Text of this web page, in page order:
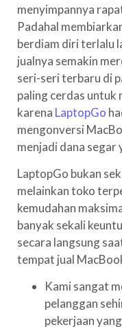
menyimpannya
Padahal
berdiam diri terlalu
jualnya semakin
seri-seri terbaru di
paling cerdas untuk
karena LaptopGo
mengonversi
menjadi dana segar
LaptopGo bukan
melainkan toko
kemudahan
banyak sekali
secara langsung
tempat jual
Kami sangat
pelanggan
pekerjaan